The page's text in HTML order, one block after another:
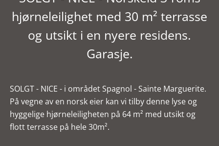
hjørneleilighet med 30 m² terrasse
og utsikt i en nyere residens.
Garasje.
SOLGT - NICE - i området Spagnol - Sainte Marguerite.
På vegne av en norsk eier kan vi tilby denne lyse og
hyggelige hjørneleiligheten på 64 m² med utsikt og
flott terrasse på hele 30m².